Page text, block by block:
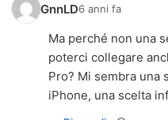
GnnLD6 anni fa
Ma perché non una
poterci collegare
Pro? Mi sembra una
iPhone, una scelta